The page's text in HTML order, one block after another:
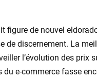
figure de nouvel
de discernement. La
l’évolution des prix
e-commerce fasse